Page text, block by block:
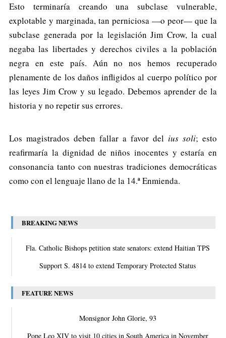
Esto terminaría creando una subclase vulnerable,
explotable y marginada, tan perniciosa —o peor— que la
subclase generada por la legislación Jim Crow, la cual
negaba las libertades y derechos civiles a la población
negra en este país. Aún no nos hemos recuperado
plenamente de los daños infligidos al cuerpo político por
las leyes Jim Crow y su legado. Debemos aprender de la
historia y no repetir sus errores.
Los magistrados deben fallar a favor del ius soli; esto
reafirmaría la dignidad de niños inocentes y estaría en
consonancia tanto con nuestras tradiciones democráticas
como con el lenguaje llano de la 14.ª Enmienda.
BREAKING NEWS
Fla. Catholic Bishops petition state senators: extend Haitian TPS
Support S. 4814 to extend Temporary Protected Status
FEATURE NEWS
Monsignor John Glorie, 93
Pope Leo XIV to visit 10 cities in South America in November